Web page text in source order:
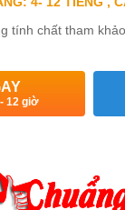
tính chất tham
12 giờ